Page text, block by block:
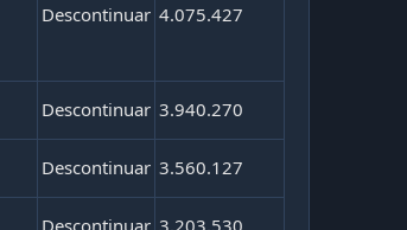
Descontinuar 4.075.427
Descontinuar 3.940.270
Descontinuar 3.560.127